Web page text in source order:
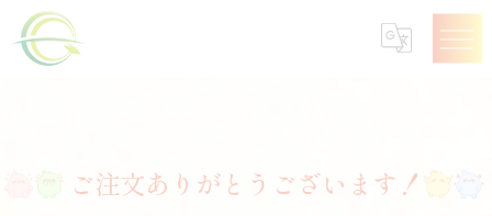
ご注文ありがとうございます！